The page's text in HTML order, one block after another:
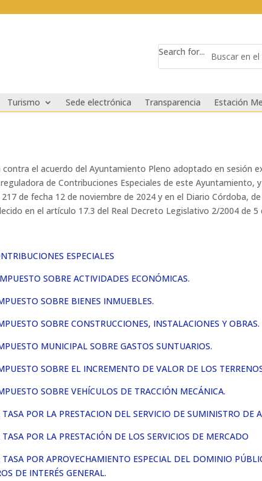
Search for...
Turismo Sede electrónica Transparencia Estación
el acuerdo del Ayuntamiento Pleno adoptado en sesión
de Contribuciones Especiales de este
de fecha 12 de noviembre de 2024 y en el Diario Córdoba,
en el artículo 17.3 del Real Decreto Legislativo 2/2004 de 5
ESPECIALES
SOBRE ACTIVIDADES ECONÓMICAS.
SOBRE BIENES INMUEBLES.
SOBRE CONSTRUCCIONES, INSTALACIONES Y OBRAS.
MUNICIPAL SOBRE GASTOS SUNTUARIOS.
SOBRE EL INCREMENTO DE VALOR DE LOS
SOBRE VEHÍCULOS DE TRACCIÓN MECÁNICA.
POR LA PRESTACION DEL SERVICIO DE SUMINISTRO DE
POR LA PRESTACIÓN DE LOS SERVICIOS DE MERCADO
POR APROVECHAMIENTO ESPECIAL DEL DOMINIO
DE INTERÉS GENERAL.